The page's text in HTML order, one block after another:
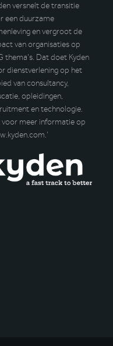
versnelt de transitie
een duurzame
en vergroot de
van organisaties op
thema’s. Dat doet Kyden
dienstverlening op het
van consultancy,
opleidingen,
en technologie.
voor meer informatie op
.’